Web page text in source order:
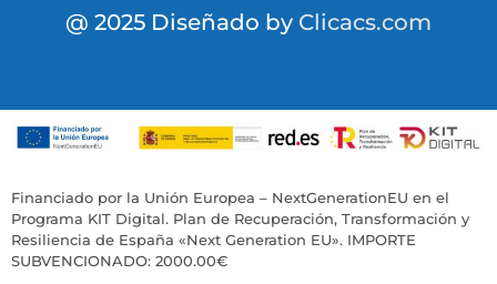
@ 2025 Diseñado by Clicacs.com
Financiado por la Unión Europea – NextGenerationEU en el
Programa KIT Digital. Plan de Recuperación, Transformación y
Resiliencia de España «Next Generation EU». IMPORTE
SUBVENCIONADO: 2000.00€